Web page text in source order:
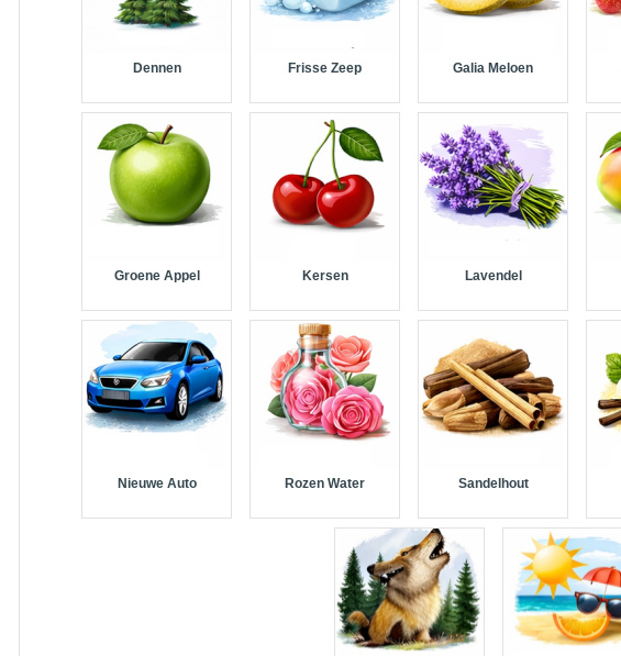
Dennen Frisse Zeep Galia Meloen
Groene Appel Kersen Lavendel
Nieuwe Auto Rozen Water Sandelhout